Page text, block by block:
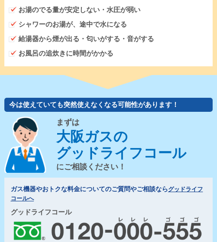
お湯のでる量が安定しない・水圧が弱い
シャワーのお湯が、途中で水になる
給湯器から煙が出る・匂いがする・音がする
お風呂の追炊きに時間がかかる
今は使えていても突然使えなくなる可能性があります！
まずは
大阪ガスの
グッドライフコール
にご相談ください！
ガス機器やおトクな料金についてのご質問やご相談ならグッドライフ
コールへ
グッドライフコール